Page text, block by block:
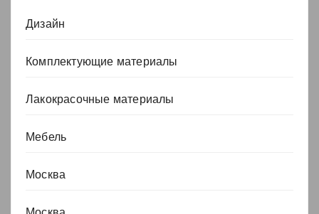
Дизайн
Комплектующие материалы
Лакокрасочные материалы
Мебель
Москва